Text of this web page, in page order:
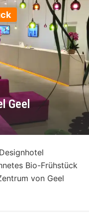
Bild
Geel
Bio-Frühstück
von Geel